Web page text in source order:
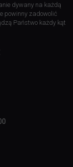
dywany na każdą
powinny zadowolić
Państwo każdy kąt